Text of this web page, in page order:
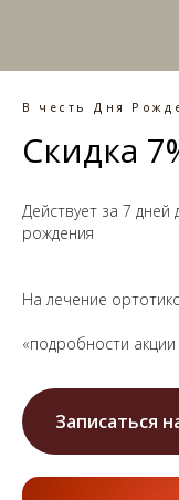
В честь Дня
Скидка
Действует за 7 дней
рождения
На лечение
«подробности
Записаться